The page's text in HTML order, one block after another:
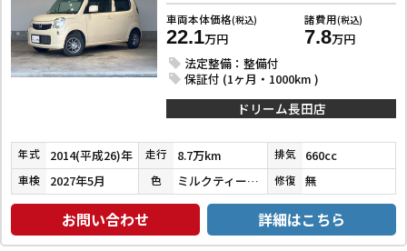
車両本体価格(税込)
22.1万円
諸費用(税込)
7.8万円
法定整備：整備付
保証付 (1ヶ月・1000km )
ドリーム長田店
年式 2014(平成26)年 走行 8.7万km 排気 660cc
車検 2027年5月 色 ミルクティーベージュメタリック 修復 無
お問い合わせ 詳細はこちら